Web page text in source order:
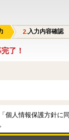
入力内容確認
了！
個人情報保護方針に